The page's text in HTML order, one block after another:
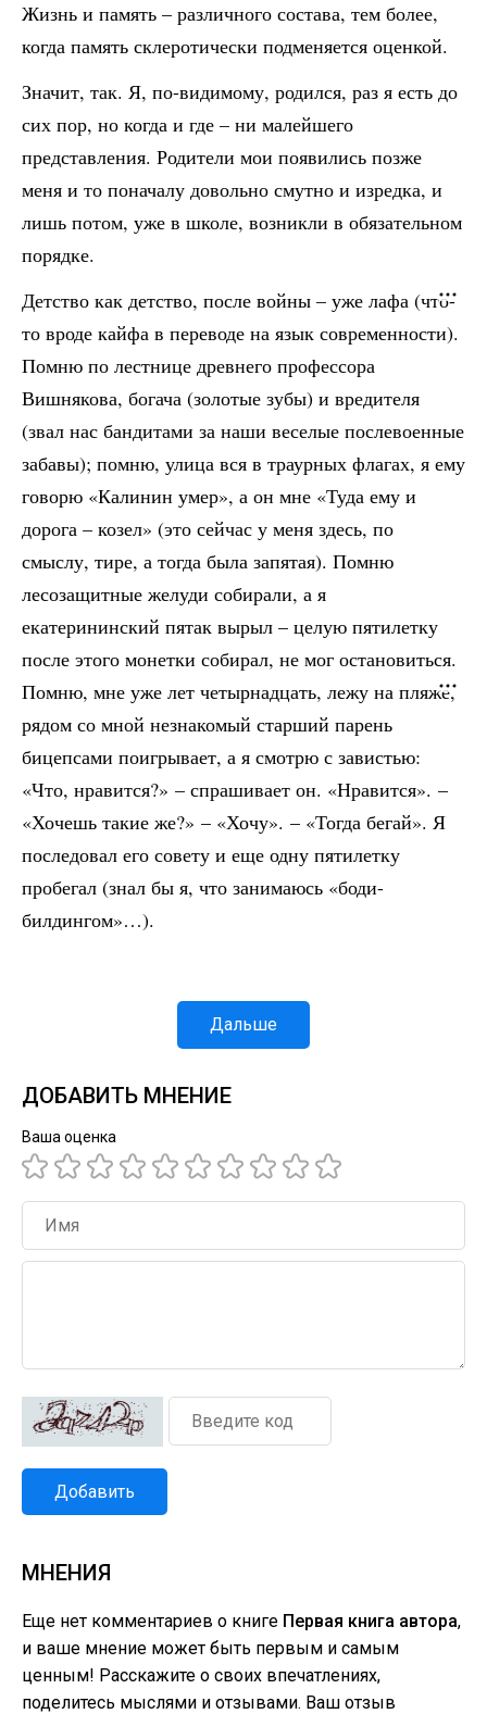
Жизнь и память – различного состава, тем более,
когда память склеротически подменяется оценкой.
Значит, так. Я, по-видимому, родился, раз я есть до
сих пор, но когда и где – ни малейшего
представления. Родители мои появились позже
меня и то поначалу довольно смутно и изредка, и
лишь потом, уже в школе, возникли в обязательном
порядке.
Детство как детство, после войны – уже лафа (что-
то вроде кайфа в переводе на язык современности).
Помню по лестнице древнего профессора
Вишнякова, богача (золотые зубы) и вредителя
(звал нас бандитами за наши веселые послевоенные
забавы); помню, улица вся в траурных флагах, я ему
говорю «Калинин умер», а он мне «Туда ему и
дорога – козел» (это сейчас у меня здесь, по
смыслу, тире, а тогда была запятая). Помню
лесозащитные желуди собирали, а я
екатерининский пятак вырыл – целую пятилетку
после этого монетки собирал, не мог остановиться.
Помню, мне уже лет четырнадцать, лежу на пляже,
рядом со мной незнакомый старший парень
бицепсами поигрывает, а я смотрю с завистью:
«Что, нравится?» – спрашивает он. «Нравится». –
«Хочешь такие же?» – «Хочу». – «Тогда бегай». Я
последовал его совету и еще одну пятилетку
пробегал (знал бы я, что занимаюсь «боди-
билдингом»…).
Дальше
ДОБАВИТЬ МНЕНИЕ
Ваша оценка
Добавить
МНЕНИЯ
Еще нет комментариев о книге Первая книга автора,
и ваше мнение может быть первым и самым
ценным! Расскажите о своих впечатлениях,
поделитесь мыслями и отзывами. Ваш отзыв